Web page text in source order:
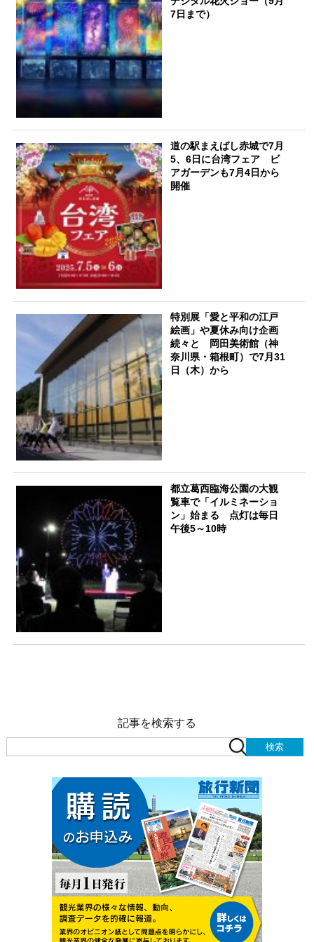
7日まで）
道の駅まえばし赤城で7月
5、6日に台湾フェア ビ
アガーデンも7月4日から
開催
特別展「愛と平和の江戸
絵画」や夏休み向け企画
続々と 岡田美術館（神
奈川県・箱根町）で7月31
日（木）から
都立葛西臨海公園の大観
覧車で「イルミネーショ
ン」始まる 点灯は毎日
午後5～10時
記事を検索する